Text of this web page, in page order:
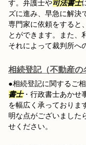
す。弁護士や司法書士
ズに進み、早急に解決
専門家に依頼をすると
とができます。また、
それによって裁判所へ
相続登記（不動産の
●相続登記に関するご
書士・行政書士あかせ
を幅広く承っておりま
明な点がございました
せください。